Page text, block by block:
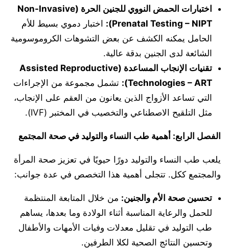
اختبارات الحمض النووي للجنين الحرة (Non-Invasive
Prenatal Testing – NIPT):
اختبار دموي بسيط للأم
الحامل يمكنه الكشف عن بعض التشوهات الكروموسومية
الشائعة لدى الجنين بدقة عالية.
تقنيات الإنجاب المساعدة (Assisted Reproductive
Technologies – ART):
تشمل مجموعة من الإجراءات
التي تساعد الأزواج الذين يعانون من العقم على الإنجاب،
مثل التلقيح الاصطناعي والتخصيب في المختبر (IVF).
الفصل الرابع: أهمية طب النساء والتوليد في صحة المجتمع
يلعب طب النساء والتوليد دورًا حيويًا في تعزيز صحة المرأة
والمجتمع ككل. تتجلى أهمية هذا التخصص في عدة جوانب:
تحسين صحة الأم والجنين: من خلال المتابعة المنتظمة
للحمل والرعاية المناسبة أثناء الولادة وما بعدها، يساهم
طب التوليد في تقليل معدلات وفيات الأمهات والأطفال
وتحسين النتائج الصحية لكلا الطرفين.